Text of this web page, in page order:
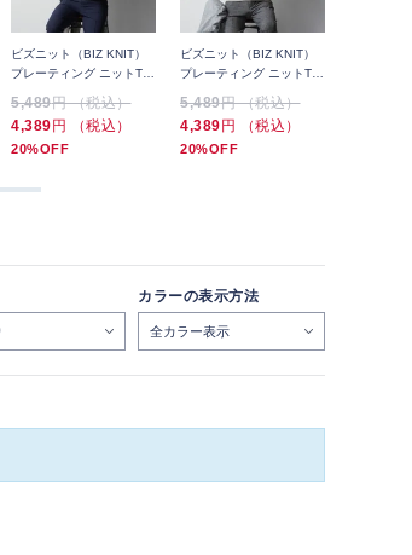
ビズニット（BIZ KNIT）
プレーティング ニットTシ
5,489円 （税込）
4,389 円 （税込）
20%OFF
ビズニット（BIZ KNIT）
プレーティング ニットTシ
5,489円 （税込）
4,389 円 （税込）
20%OFF
カラーの表示方法